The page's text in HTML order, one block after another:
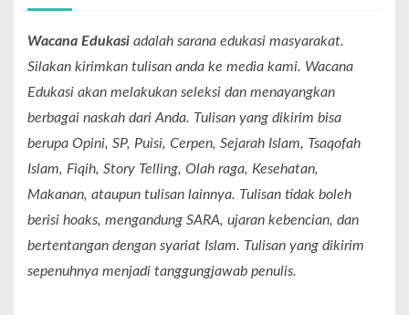
Wacana Edukasi adalah sarana edukasi masyarakat.
Silakan kirimkan tulisan anda ke media kami. Wacana
Edukasi akan melakukan seleksi dan menayangkan
berbagai naskah dari Anda. Tulisan yang dikirim bisa
berupa Opini, SP, Puisi, Cerpen, Sejarah Islam, Tsaqofah
Islam, Fiqih, Story Telling, Olah raga, Kesehatan,
Makanan, ataupun tulisan lainnya. Tulisan tidak boleh
berisi hoaks, mengandung SARA, ujaran kebencian, dan
bertentangan dengan syariat Islam. Tulisan yang dikirim
sepenuhnya menjadi tanggungjawab penulis.